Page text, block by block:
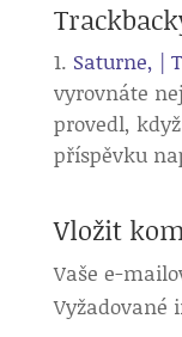
Saturne, |
vyrovnáte
provedl,
příspěvku
Vložit
Vaše e-
Vyžadované